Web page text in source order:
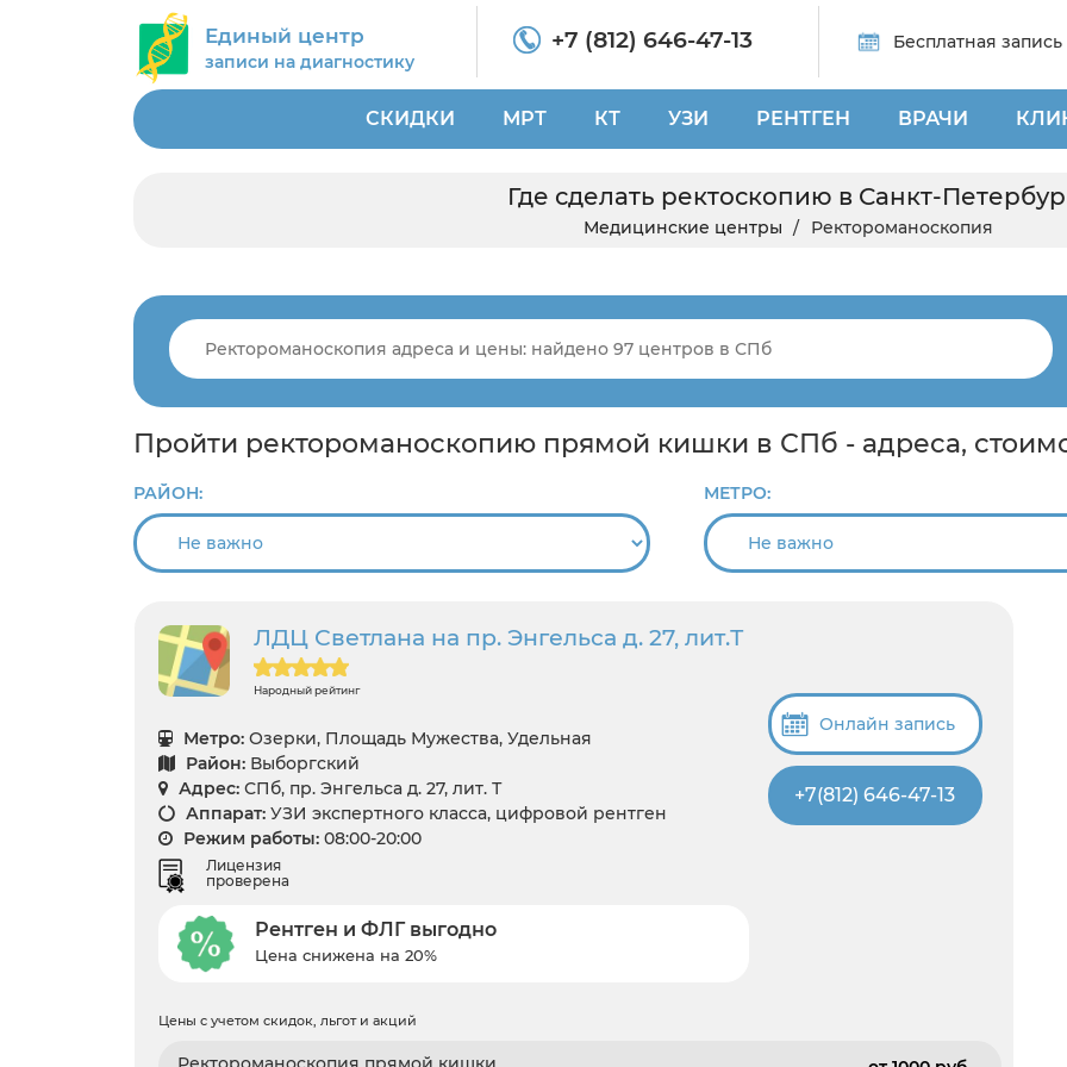
Единый центр
записи на диагностику
+7 (812) 646-47-13 Бесплатная запись
СКИДКИ МРТ КТ УЗИ РЕНТГЕН ВРАЧИ
Где сделать ректоскопию в Санкт-
Медицинские центры Ректороманоскопия
Пройти ректороманоскопию прямой кишки в СПб - адреса,
РАЙОН: МЕТРО:
ЛДЦ Светлана на пр. Энгельса д. 27, лит.Т
Народный рейтинг
Метро: Озерки, Площадь Мужества, Удельная
Район: Выборгский
Адрес: СПб, пр. Энгельса д. 27, лит. Т
Аппарат: УЗИ экспертного класса, цифровой рентген
Режим работы: 08:00-20:00
Лицензия
проверена
Рентген и ФЛГ выгодно
Цена снижена на 20%
Онлайн запись
+7(812) 646-47-13
Цены с учетом скидок, льгот и акций